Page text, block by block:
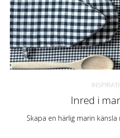
Inred i
Skapa en härlig marin